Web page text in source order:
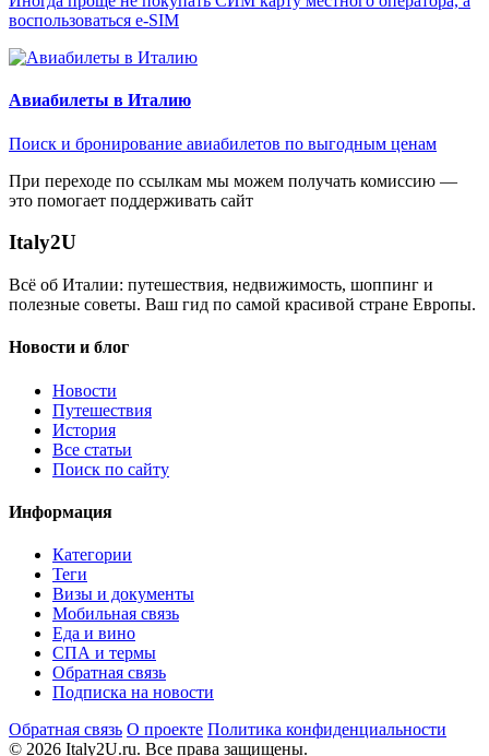
воспользоваться e-SIM
Авиабилеты в Италию
Поиск и бронирование авиабилетов по выгодным ценам
При переходе по ссылкам мы можем получать комиссию —
это помогает поддерживать сайт
Italy2U
Всё об Италии: путешествия, недвижимость, шоппинг и
полезные советы. Ваш гид по самой красивой стране Европы.
Новости и блог
Новости
Путешествия
История
Все статьи
Поиск по сайту
Информация
Категории
Теги
Визы и документы
Мобильная связь
Еда и вино
СПА и термы
Обратная связь
Подписка на новости
Обратная связь О проекте Политика конфиденциальности
© 2026 Italy2U.ru. Все права защищены.